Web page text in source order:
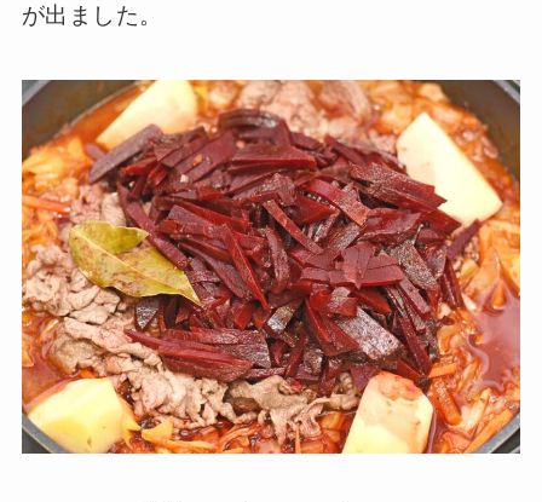
が出ました。